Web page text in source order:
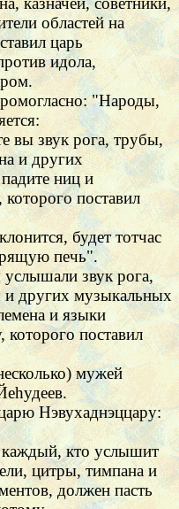
областей на
царь
идола,
"Народы,
вы звук рога, трубы,
и других
ниц и
поставил
будет тотчас
печь".
звук рога,
других музыкальных
и языки
которого поставил
мужей
Нэвухаднэццару:
каждый, кто услышит
цитры, тимпана и
должен пасть